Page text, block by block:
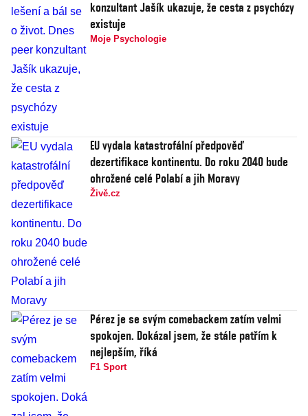
konzultant Jašík ukazuje, že cesta z psychózy
existuje
Moje Psychologie
EU vydala katastrofální předpověď
dezertifikace kontinentu. Do roku 2040 bude
ohrožené celé Polabí a jih Moravy
Živě.cz
Pérez je se svým comebackem zatím velmi
spokojen. Dokázal jsem, že stále patřím k
nejlepším, říká
F1 Sport